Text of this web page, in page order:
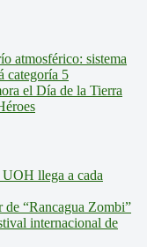
atmosférico: sistema
categoría 5
el Día de la Tierra
llega a cada
de “Rancagua Zombi”
internacional de